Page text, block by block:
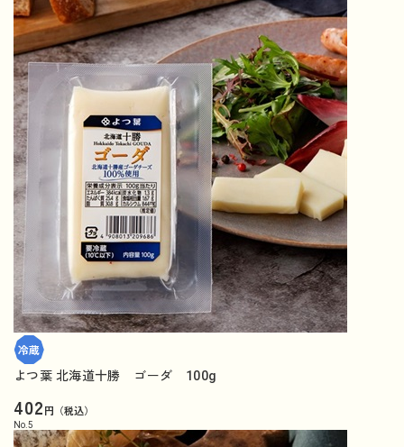
よつ葉 北海道十勝 ゴーダ 100g
402円（税込）
No. 5